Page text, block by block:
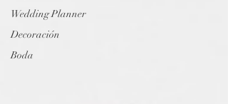
Wedding Planner
Decoración
Boda